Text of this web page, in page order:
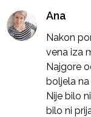
Ana
Nakon
vena iza
Najgore
boljela
Nije bilo
bilo ni